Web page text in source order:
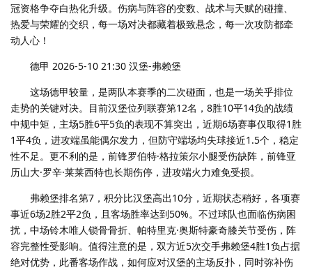
冠资格争夺白热化升级。伤病与阵容的变数、战术与天赋的碰撞、
热爱与荣耀的交织，每一场对决都藏着极致悬念，每一次攻防都牵
动人心！
德甲 2026-5-10 21:30 汉堡-弗赖堡
这场德甲较量，是两队本赛季的二次碰面，也是一场关乎排位
走势的关键对决。目前汉堡位列联赛第12名，8胜10平14负的战绩
中规中矩，主场5胜6平5负的表现不算突出，近期6场赛事仅取得1胜
1平4负，进攻端虽能偶尔发力，但防守端场均失球接近1.5个，稳定
性不足。更不利的是，前锋罗伯特·格拉策尔小腿受伤缺阵，前锋亚
历山大·罗辛·莱莱西特也长期伤停，进攻端火力难免受损。
弗赖堡排名第7，积分比汉堡高出10分，近期状态稍好，各项赛
事近6场2胜2平2负，且客场胜率达到50%。不过球队也面临伤病困
扰，中场铃木唯人锁骨骨折、帕特里克·奥斯特豪奇膝关节受伤，阵
容完整性受影响。值得注意的是，双方近5次交手弗赖堡4胜1负占据
绝对优势，此番客场作战，如何应对汉堡的主场反扑，同时弥补伤